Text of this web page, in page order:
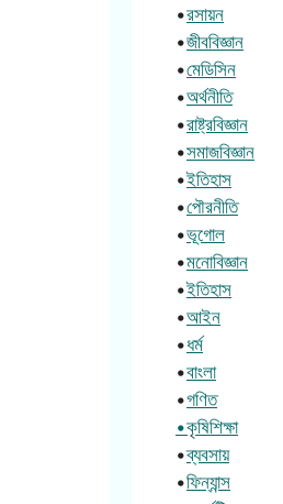
•রসায়ন
•জীববিজ্ঞান
•মেডিসিন
•অর্থনীতি
•রাষ্ট্রবিজ্ঞান
•সমাজবিজ্ঞান
•ইতিহাস
•পৌরনীতি
•ভূগোল
•মনোবিজ্ঞান
•ইতিহাস
•আইন
•ধর্ম
•বাংলা
•গণিত
•কৃষিশিক্ষা
•ব্যবসায়
•ফিন্যান্স